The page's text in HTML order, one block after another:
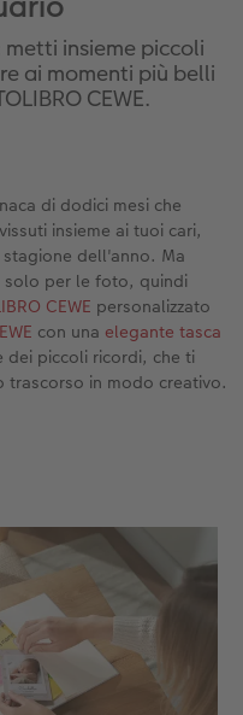
«Art Collection»
murale
con spedizione diretta
con foto
tracolla
con design
A4
quadrato
istantanee
della mamma
insieme piccoli
ai momenti più belli
CEWE.
di dodici mesi che
insieme ai tuoi cari,
dell'anno. Ma
solo per le foto, quindi
CEWE personalizzato
con una elegante tasca
dei piccoli ricordi, che ti
trascorso in modo creativo.